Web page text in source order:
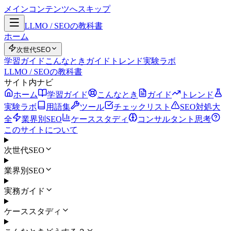
メインコンテンツへスキップ
LLMO / SEOの教科書
ホーム
次世代SEO
学習ガイド こんなとき ガイド トレンド実験ラボ
LLMO / SEOの教科書
サイト内ナビ
ホーム
学習ガイド こんなとき ガイド
トレンド
実験ラボ
用語集 ツール チェックリスト
SEO対処大
全
業界別SEO ケーススタディ
コンサルタント思考
このサイトについて
次世代SEO
業界別SEO
実務ガイド
ケーススタディ